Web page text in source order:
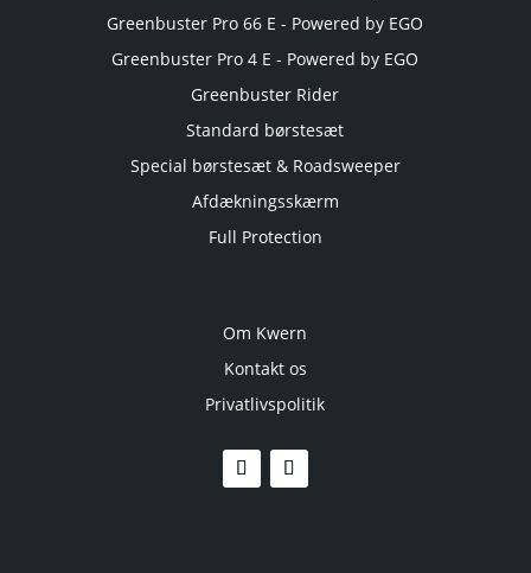
Greenbuster Pro 66 E - Powered by EGO
Greenbuster Pro 4 E - Powered by EGO
Greenbuster Rider
Standard børstesæt
Special børstesæt & Roadsweeper
Afdækningsskærm
Full Protection
Om Kwern
Kontakt os
Privatlivspolitik